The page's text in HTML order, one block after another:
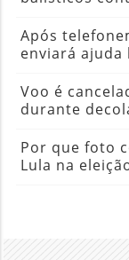
Após
enviará
Voo é
durante
Por que foto
Lula na